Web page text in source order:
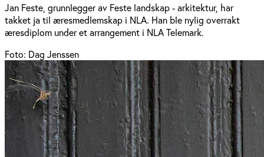
Jan Feste, grunnlegger av Feste landskap - arkitektur, har
takket ja til æresmedlemskap i NLA. Han ble nylig overrakt
æresdiplom under et arrangement i NLA Telemark.
Foto: Dag Jenssen